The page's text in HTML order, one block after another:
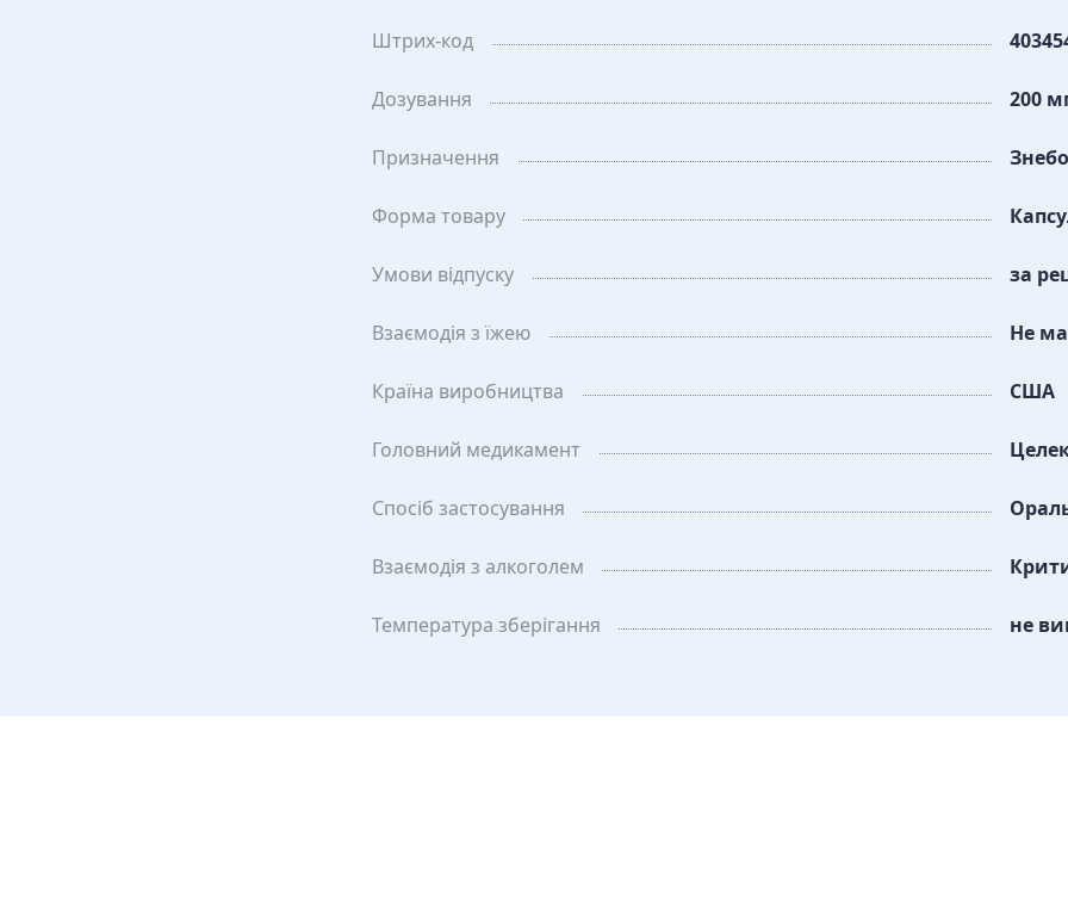
Штрих-код
Дозування 200
Призначення
Форма товару
Умови відпуску за
Взаємодія з їжею Не
Країна виробництва США
Головний медикамент
Спосіб застосування
Взаємодія з алкоголем
Температура зберiгання не